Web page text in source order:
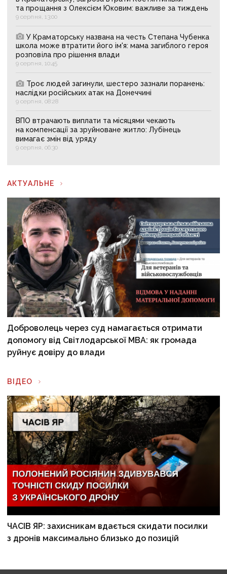
та прощання з Олексієм Юковим: важливе за тиждень
9 серпня, 13:00
У Краматорську названа на честь Степана Чубенка
школа може втратити його ім'я: мама загиблого героя
розповіла про рішення влади
9 серпня, 10:45
Троє людей загинули, шестеро зазнали поранень:
наслідки російських атак на Донеччині
9 серпня, 08:28
ВПО втрачають виплати та місяцями чекають
на компенсації за зруйноване житло: Лубінець
вимагає змін від уряду
9 серпня, 06:30
АКТУАЛЬНЕ
Доброволець через суд намагається отримати
допомогу від Світлодарської МВА: як громада
руйнує довіру до влади
ВІДЕО
ЧАСІВ ЯР: захисникам вдається скидати посилки
з дронів максимально близько до позицій